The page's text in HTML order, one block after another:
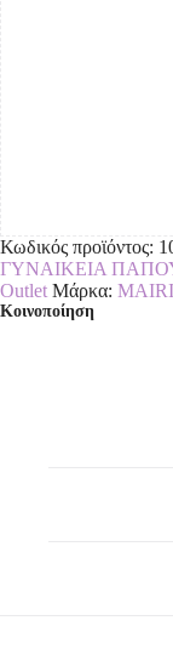
Κωδικός προϊόντος:
ΓΥΝΑΙΚΕΙΑ
Outlet Μάρκα:
Κοινοποίηση